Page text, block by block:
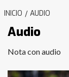
INICIO AUDIO
Audio
Nota con audio